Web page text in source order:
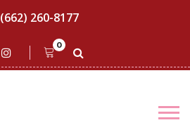
(662) 260-8177
0